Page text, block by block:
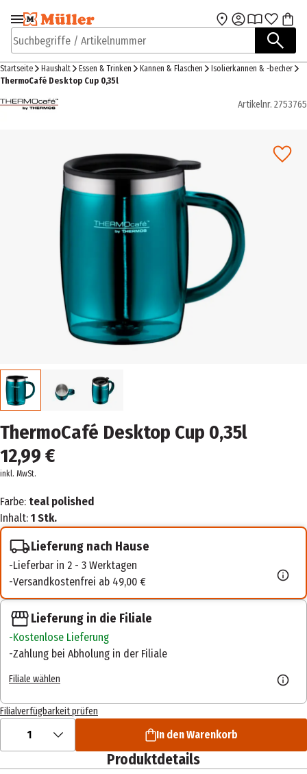
Zur Navigation
springen
Zum Hauptinhalt
Suchbegriffe / Artikelnummer
Startseite Haushalt Essen & Trinken Kannen & Flaschen
Isolierkannen & -becher
ThermoCafé Desktop Cup 0,35l
Artikelnr. 2753765
ThermoCafé Desktop Cup 0,35l
12,99 €
inkl. MwSt.
Farbe: teal polished
Inhalt: 1 Stk.
Lieferung nach Hause
Lieferbar in 2 - 3 Werktagen
Versandkostenfrei ab 49,00 €
Lieferung in die Filiale
Kostenlose Lieferung
Zahlung bei Abholung in der Filiale
Filiale wählen
Filialverfügbarkeit prüfen
1 In den Warenkorb
Produktdetails